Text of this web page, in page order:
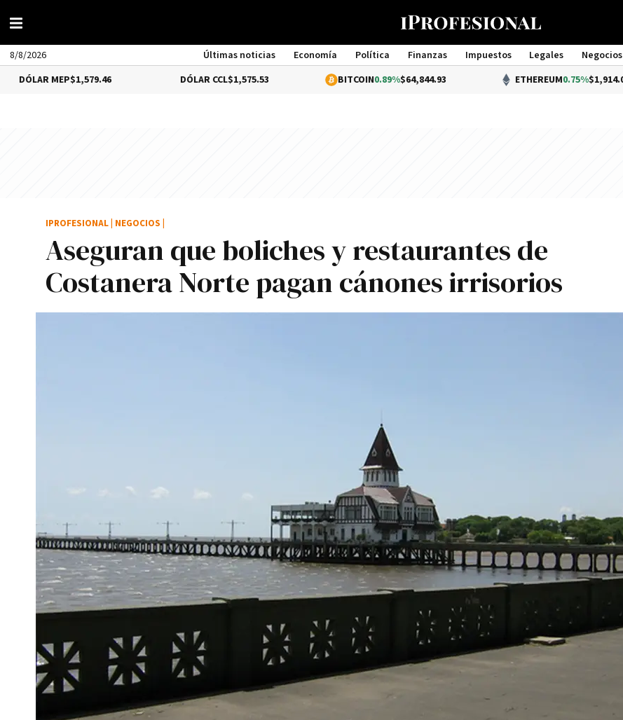
8/8/2026 Últimas noticias Economía Política Finanzas Impuestos Legales Negocios
Management
MEP$1,579.46 DÓLAR CCL$1,575.53 BITCOIN0.89%$64,844.93 ETHEREUM0.75%$1,914.05
Aseguran que boliches y restaurantes de
Costanera Norte pagan cánones irrisorios
IPROFESIONAL NEGOCIOS